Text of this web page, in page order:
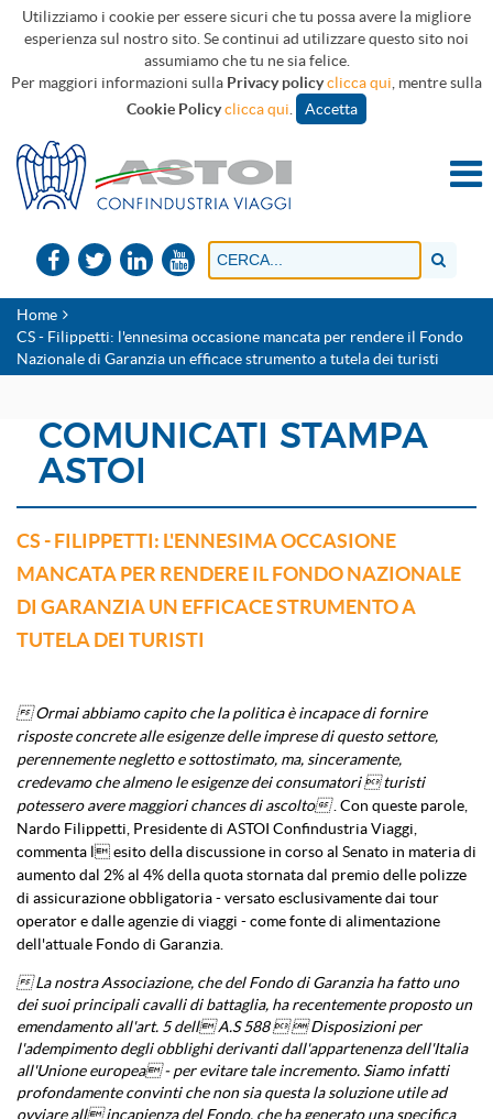
Utilizziamo i cookie per essere sicuri che tu possa avere la migliore
esperienza sul nostro sito. Se continui ad utilizzare questo sito noi
assumiamo che tu ne sia felice.
Per maggiori informazioni sulla Privacy policyclicca qui , mentre sulla
Cookie Policyclicca qui Accetta
Home
CS - Filippetti: l'ennesima occasione mancata per rendere il Fondo
Nazionale di Garanzia un efficace strumento a tutela dei turisti
COMUNICATI STAMPA
ASTOI
CS - FILIPPETTI: L'ENNESIMA OCCASIONE
MANCATA PER RENDERE IL FONDO NAZIONALE
DI GARANZIA UN EFFICACE STRUMENTO A
TUTELA DEI TURISTI
Ormai abbiamo capito che la politica è incapace di fornire
risposte concrete alle esigenze delle imprese di questo settore,
perennemente negletto e sottostimato, ma, sinceramente,
credevamo che almeno le esigenze dei consumatori  turisti
potessero avere maggiori chances di ascolto . Con queste parole,
Nardo Filippetti, Presidente di ASTOI Confindustria Viaggi,
commenta l esito della discussione in corso al Senato in materia di
aumento dal 2% al 4% della quota stornata dal premio delle polizze
di assicurazione obbligatoria - versato esclusivamente dai tour
operator e dalle agenzie di viaggi - come fonte di alimentazione
dell'attuale Fondo di Garanzia.
La nostra Associazione, che del Fondo di Garanzia ha fatto uno
dei suoi principali cavalli di battaglia, ha recentemente proposto un
emendamento all'art. 5 dell A.S 588   Disposizioni per
l'adempimento degli obblighi derivanti dall'appartenenza dell'Italia
all'Unione europea - per evitare tale incremento. Siamo infatti
profondamente convinti che non sia questa la soluzione utile ad
ovviare all incapienza del Fondo, che ha generato una specifica